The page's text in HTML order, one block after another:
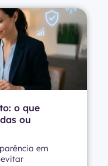
o que
ou
em